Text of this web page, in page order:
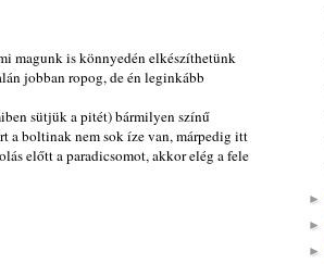
magunk is könnyedén elkészíthetünk
jobban ropog, de én leginkább
sütjük a pitét) bármilyen színű
a boltinak nem sok íze van, márpedig itt
előtt a paradicsomot, akkor elég a fele
►
►
►